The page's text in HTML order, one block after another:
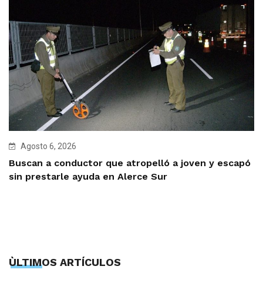
Agosto 6, 2026
Buscan a conductor que atropelló a joven y escapó
sin prestarle ayuda en Alerce Sur
ÙLTIMOS ARTÍCULOS